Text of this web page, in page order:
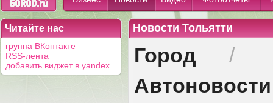
Читайте нас
группа ВКонтакте
RSS-лента
добавить виджет в yandex
Новости Тольятти
Город /
Автоновости